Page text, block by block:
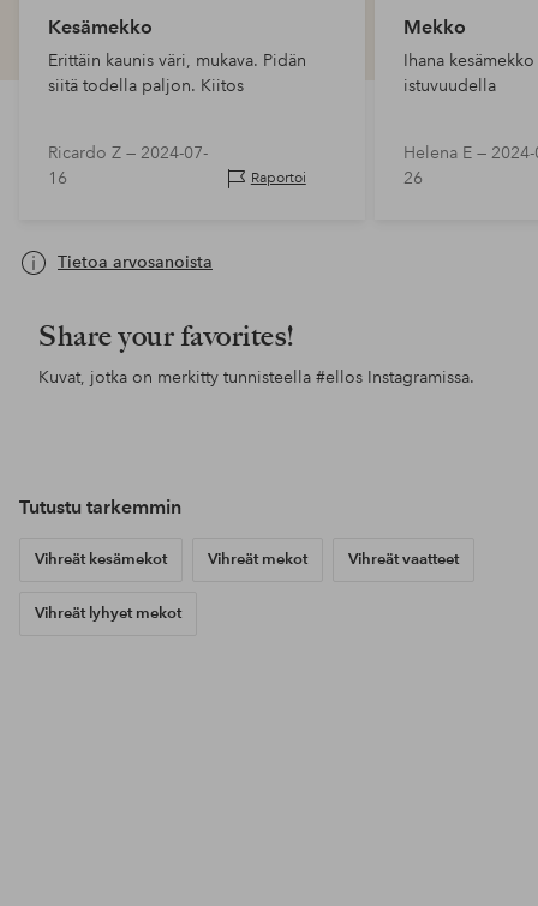
Kesämekko
Erittäin kaunis väri, mukava. Pidän
siitä todella paljon. Kiitos
Ricardo Z — 2024-07-
16
Raportoi
Mekko
Ihana
istuvuudella
Helena E — 2024-
26
Tietoa arvosanoista
Share your favorites!
Kuvat, jotka on merkitty tunnisteella #ellos Instagramissa.
Tutustu tarkemmin
Vihreät kesämekot Vihreät mekot Vihreät vaatteet
Vihreät lyhyet mekot